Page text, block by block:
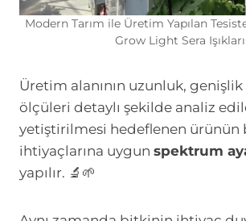
Modern Tarım ile Üretim Yapılan
Grow Light Sera Işıkları
Üretim alanının uzunluk,
ölçüleri detaylı şekilde analiz
yetiştirilmesi hedeflenen ürünün
ihtiyaçlarına uygun spektrum
yapılır. 🔬🌱